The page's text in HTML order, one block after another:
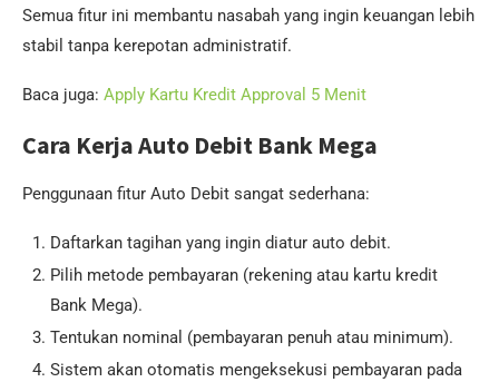
Semua fitur ini membantu nasabah yang ingin keuangan lebih
stabil tanpa kerepotan administratif.
Baca juga: Apply Kartu Kredit Approval 5 Menit
Cara Kerja Auto Debit Bank Mega
Penggunaan fitur Auto Debit sangat sederhana:
Daftarkan tagihan yang ingin diatur auto debit.
Pilih metode pembayaran (rekening atau kartu kredit
Bank Mega).
Tentukan nominal (pembayaran penuh atau minimum).
Sistem akan otomatis mengeksekusi pembayaran pada